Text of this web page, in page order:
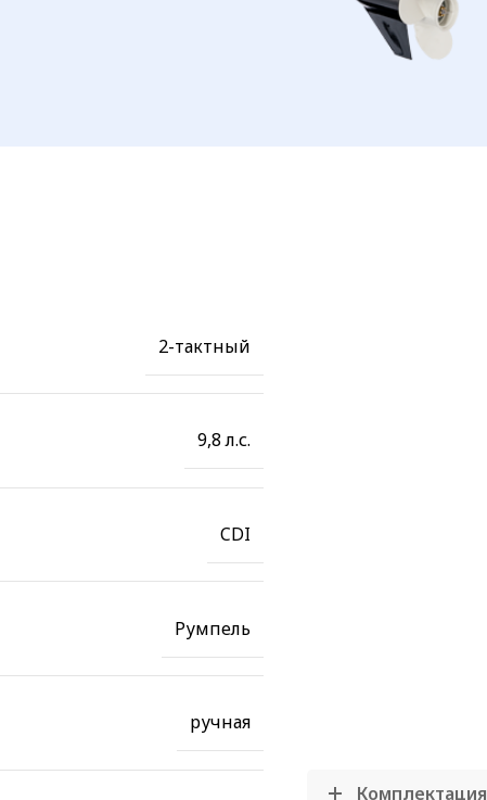
2-тактный
9,8 л.с.
CDI
Румпель
ручная
Комплектация